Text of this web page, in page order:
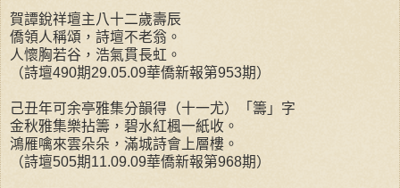
賀譚銳祥壇主八十二歲壽辰
僑領人稱頌，詩壇不老翁。
人懷胸若谷，浩氣貫長虹。
（詩壇490期29.05.09華僑新報第953期）
己丑年可余亭雅集分韻得（十一尤）「籌」字
金秋雅集樂拈籌，碧水紅楓一紙收。
鴻雁噙來雲朵朵，滿城詩會上層樓。
（詩壇505期11.09.09華僑新報第968期）